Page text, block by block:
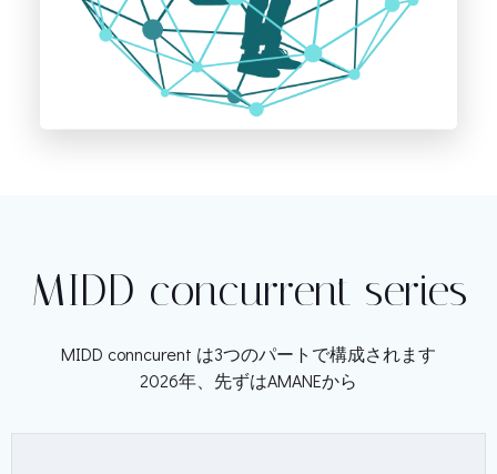
MIDD concurrent series
MIDD conncurent は3つのパートで構成されます
2026年、先ずはAMANEから